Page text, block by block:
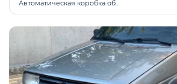
Автоматическая коробка об...